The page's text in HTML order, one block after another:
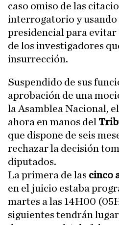
caso omiso de las
interrogatorio y usando
presidencial para
de los investigadores
insurrección.
Suspendido de sus
aprobación de una
la Asamblea Nacional,
ahora en manos del
que dispone de seis
rechazar la decisión
diputados.
La primera de las cinco
en el juicio estaba
martes a las 14H00
siguientes tendrán lugar